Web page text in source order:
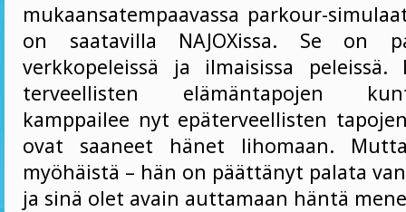
mukaansatempaavassa parkour-
on saatavilla NAJOXissa. Se on
verkkopeleissä ja ilmaisissa peleissä.
terveellisten elämäntapojen
kamppailee nyt epäterveellisten
ovat saaneet hänet lihomaan.
myöhäistä – hän on päättänyt palata
ja sinä olet avain auttamaan häntä